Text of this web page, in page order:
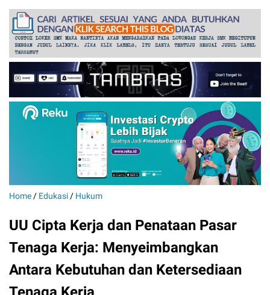
Home / Edukasi / Hukum
UU Cipta Kerja dan Penataan Pasar
Tenaga Kerja: Menyeimbangkan
Antara Kebutuhan dan Ketersediaan